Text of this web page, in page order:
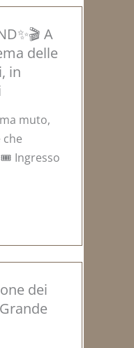
A
delle
in
muto,
Ingresso
dei